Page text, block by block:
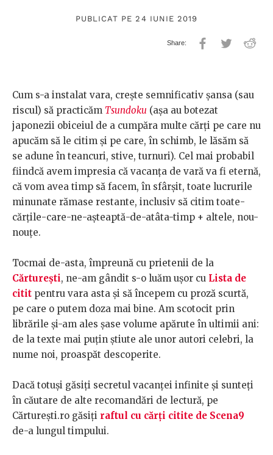
PUBLICAT PE 24 IUNIE 2019
Cum s-a instalat vara, crește semnificativ șansa (sau
riscul) să practicăm Tsundoku (așa au botezat
japonezii obiceiul de a cumpăra multe cărți pe care nu
apucăm să le citim și pe care, în schimb, le lăsăm să
se adune în teancuri, stive, turnuri). Cel mai probabil
fiindcă avem impresia că vacanța de vară va fi eternă,
că vom avea timp să facem, în sfârșit, toate lucrurile
minunate rămase restante, inclusiv să citim toate-
cărțile-care-ne-așteaptă-de-atâta-timp + altele, nou-
nouțe.
Tocmai de-asta, împreună cu prietenii de la
Cărturești, ne-am gândit s-o luăm ușor cu Lista de
citit pentru vara asta și să începem cu proză scurtă,
pe care o putem doza mai bine. Am scotocit prin
librările și-am ales șase volume apărute în ultimii ani:
de la texte mai puțin știute ale unor autori celebri, la
nume noi, proaspăt descoperite.
Dacă totuși găsiți secretul vacanței infinite și sunteți
în căutare de alte recomandări de lectură, pe
Cărturești.ro găsiți raftul cu cărți citite de Scena9
de-a lungul timpului.